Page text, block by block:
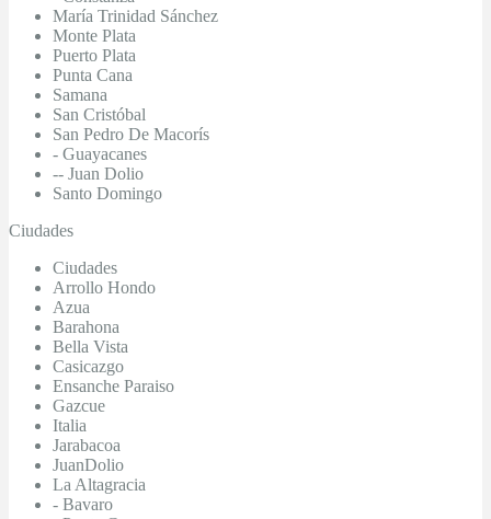
María Trinidad Sánchez
Monte Plata
Puerto Plata
Punta Cana
Samana
San Cristóbal
San Pedro De Macorís
- Guayacanes
-- Juan Dolio
Santo Domingo
Ciudades
Ciudades
Arrollo Hondo
Azua
Barahona
Bella Vista
Casicazgo
Ensanche Paraiso
Gazcue
Italia
Jarabacoa
JuanDolio
La Altagracia
- Bavaro